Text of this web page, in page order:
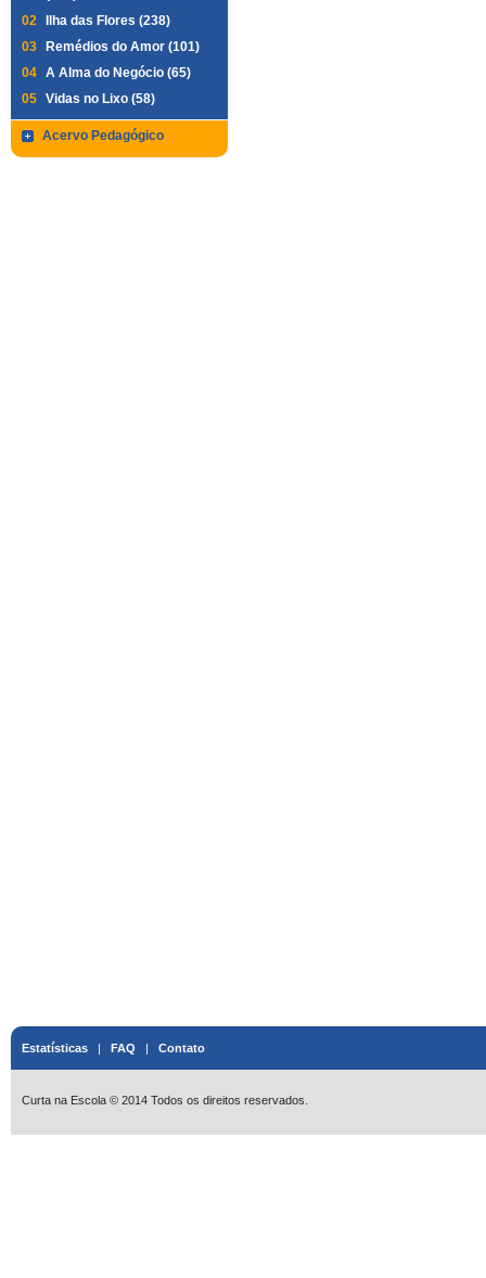
02
Ilha das Flores (238)
03
Remédios do Amor (101)
04 A Alma do Negócio (65)
05 Vidas no Lixo (58)
Acervo Pedagógico
Estatísticas | FAQ | Contato
Curta na Escola © 2014 Todos os direitos reservados.